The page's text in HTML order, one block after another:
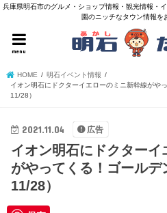
兵庫県明石市のグルメ・ショップ情報・観光情報・
園のニッチなタウン情報を
menu
HOME
明石イベント情報
イオン明石にドクターイエローのミニ新幹線がや
11/28）
2021.11.04 広告
イオン明石にドクターイ
がやってくる！ゴールデ
11/28）